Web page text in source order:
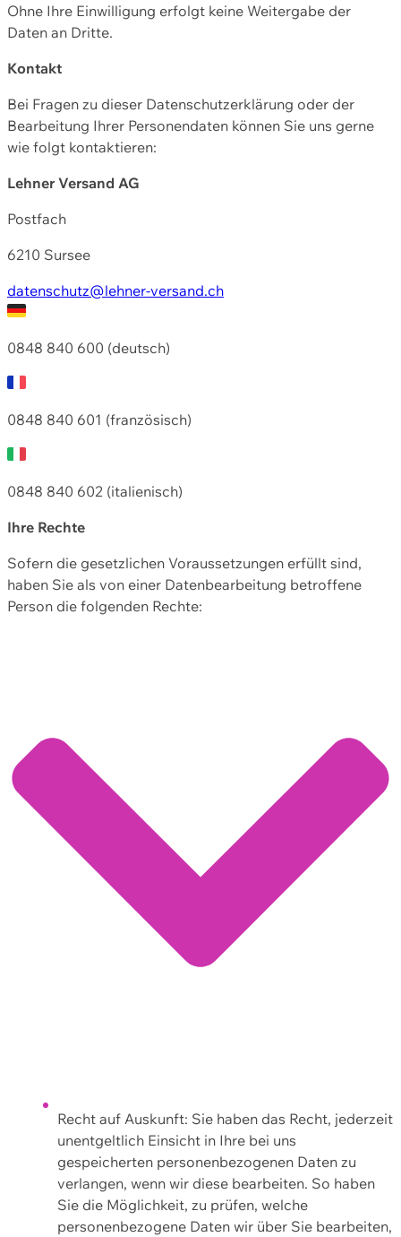
Ohne Ihre Einwilligung erfolgt keine Weitergabe der
Daten an Dritte.
Kontakt
Bei Fragen zu dieser Datenschutzerklärung oder der
Bearbeitung Ihrer Personendaten können Sie uns gerne
wie folgt kontaktieren:
Lehner Versand AG
Postfach
6210 Sursee
datenschutz@lehner-versand.ch
0848 840 600 (deutsch)
0848 840 601 (französisch)
0848 840 602 (italienisch)
Ihre Rechte
Sofern die gesetzlichen Voraussetzungen erfüllt sind,
haben Sie als von einer Datenbearbeitung betroffene
Person die folgenden Rechte:
Recht auf Auskunft: Sie haben das Recht, jederzeit
unentgeltlich Einsicht in Ihre bei uns
gespeicherten personenbezogenen Daten zu
verlangen, wenn wir diese bearbeiten. So haben
Sie die Möglichkeit, zu prüfen, welche
personenbezogene Daten wir über Sie bearbeiten,